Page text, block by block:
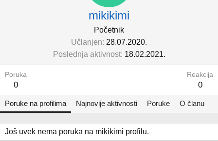
mikikimi
Početnik
Učlanjen 28.07.2020.
Poslednja aktivnost 18.02.2021.
Poruka
0
Reakcija
0
Poruke na profilima Najnovije aktivnosti Poruke O članu
Još uvek nema poruka na mikikimi profilu.